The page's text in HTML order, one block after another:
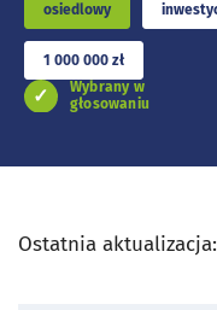
Wybrany w
głosowaniu
osiedlowy
1 000 000 zł
Ostatnia aktualizacja: